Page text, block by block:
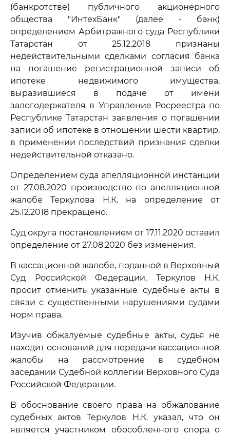
(банкротстве) публичного акционерного
общества "ИнтехБанк" (далее - банк)
определением Арбитражного суда Республики
Татарстан от 25.12.2018 признаны
недействительными сделками согласия банка
на погашение регистрационной записи об
ипотеке недвижимого имущества,
выразившиеся в подаче от имени
залогодержателя в Управление Росреестра по
Республике Татарстан заявления о погашении
записи об ипотеке в отношении шести квартир,
в применении последствий признания сделки
недействительной отказано.
Определением суда апелляционной инстанции
от 27.08.2020 производство по апелляционной
жалобе Теркулова Н.К. на определение от
25.12.2018 прекращено.
Суд округа постановлением от 17.11.2020 оставил
определение от 27.08.2020 без изменения.
В кассационной жалобе, поданной в Верховный
Суд Российской Федерации, Теркулов Н.К.
просит отменить указанные судебные акты в
связи с существенными нарушениями судами
норм права.
Изучив обжалуемые судебные акты, судья не
находит оснований для передачи кассационной
жалобы на рассмотрение в судебном
заседании Судебной коллегии Верховного Суда
Российской Федерации.
В обоснование своего права на обжалование
судебных актов Теркулов Н.К. указал, что он
является участником обособленного спора о